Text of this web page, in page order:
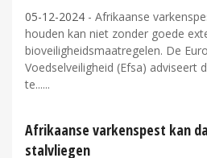
05-12-2024 - Afrikaanse
houden kan niet zonder goede
bioveiligheidsmaatregelen. De
Voedselveiligheid (Efsa) adviseert
te...
Afrikaanse varkenspest kan
stalvliegen